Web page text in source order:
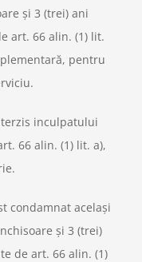
şi 3 (trei) ani
art. 66 alin. (1) lit.
pentru
inculpatului
66 alin. (1) lit. a),
condamnat acelaşi
şi 3 (trei)
de art. 66 alin. (1)